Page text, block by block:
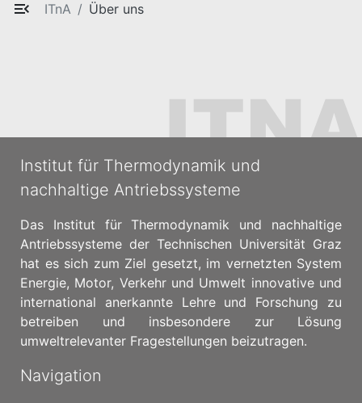
ITnA Über uns
Institut für Thermodynamik und
nachhaltige Antriebssysteme
Das Institut für Thermodynamik und nachhaltige
Antriebssysteme der Technischen Universität Graz
hat es sich zum Ziel gesetzt, im vernetzten System
Energie, Motor, Verkehr und Umwelt innovative und
international anerkannte Lehre und Forschung zu
betreiben und insbesondere zur Lösung
umweltrelevanter Fragestellungen beizutragen.
Navigation